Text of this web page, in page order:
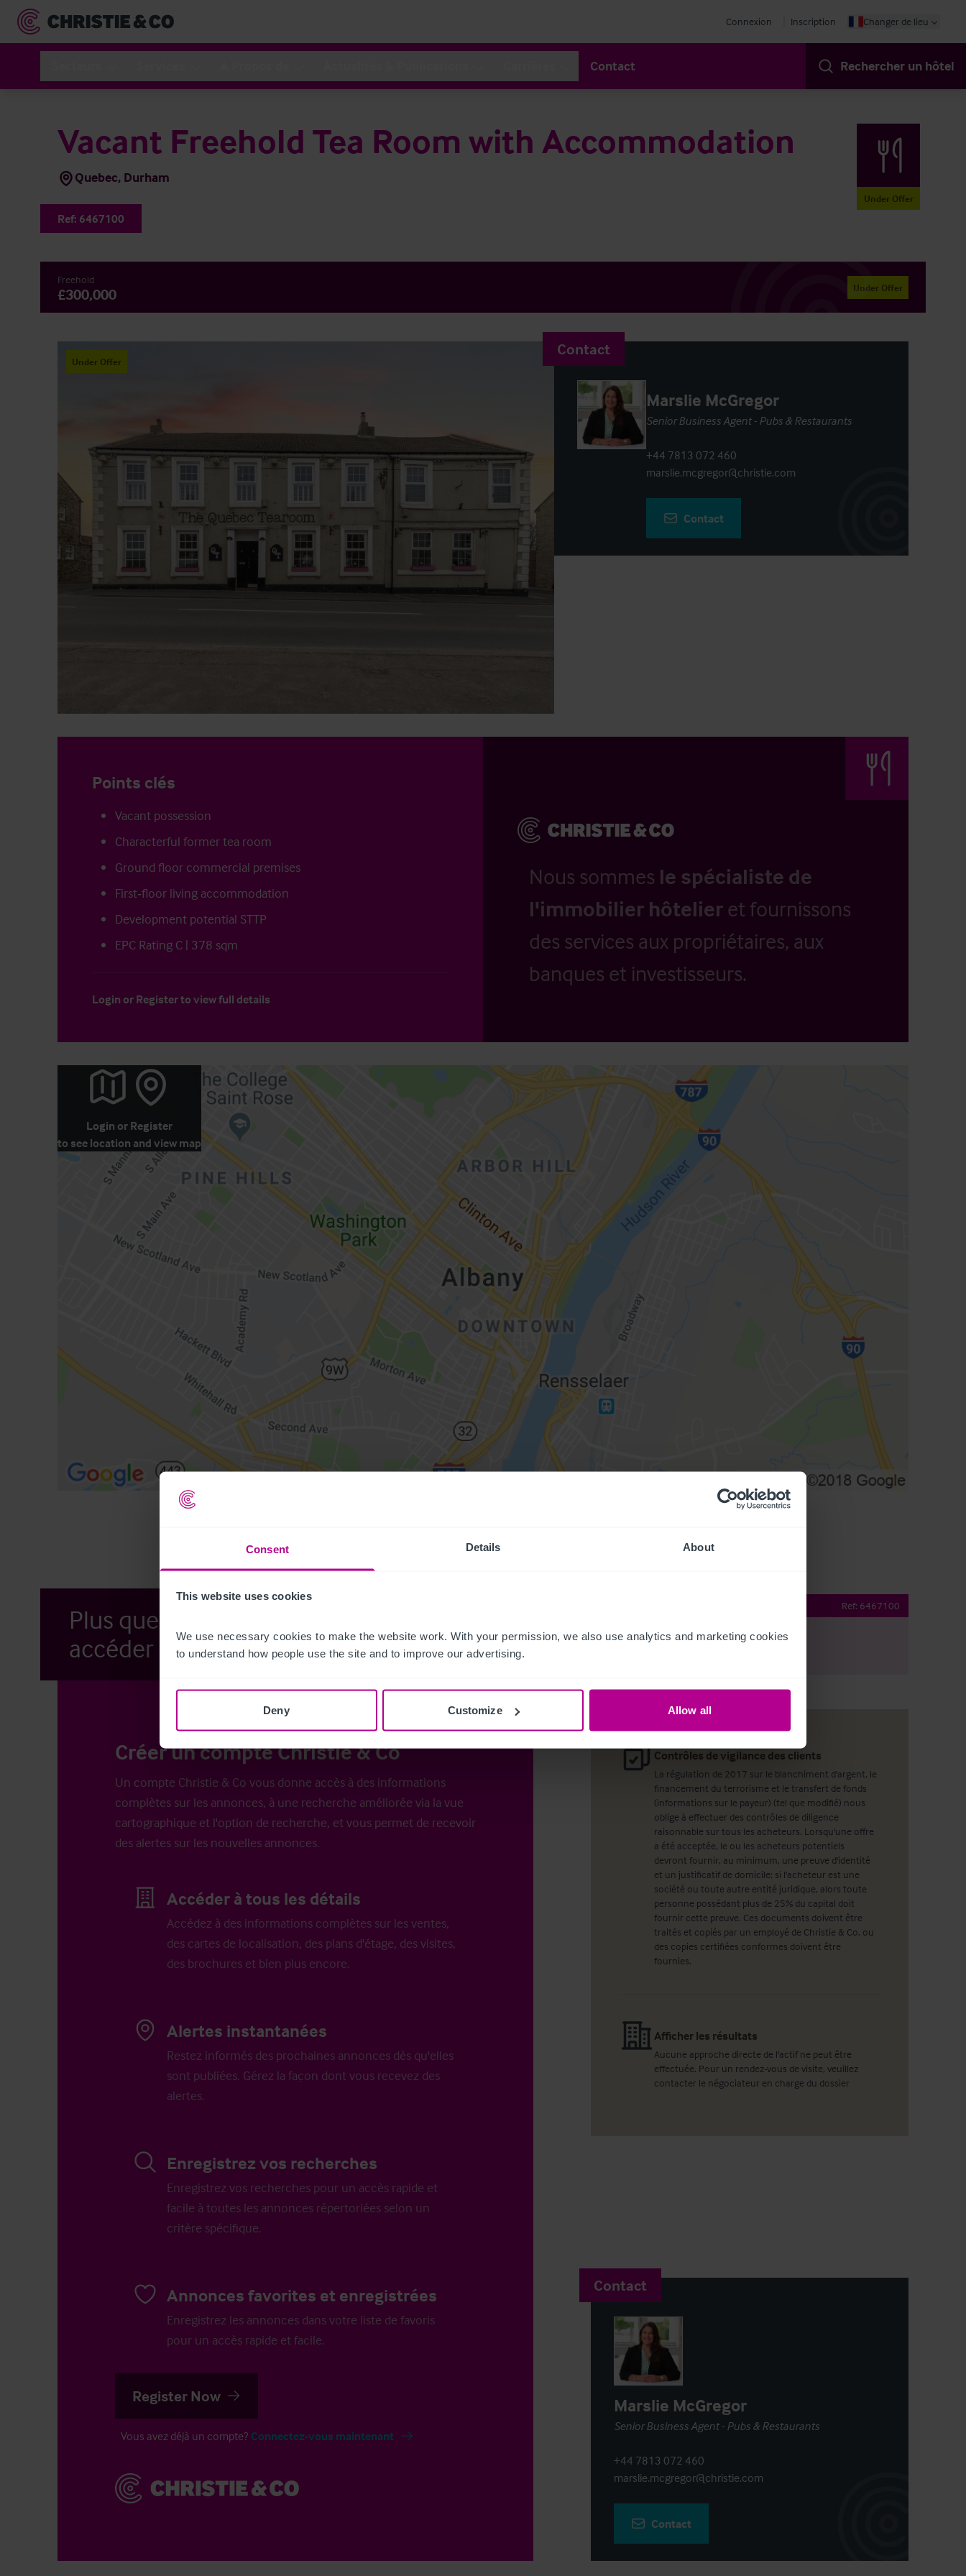
Consent Details About
This website uses cookies
We use necessary cookies to make the website work. With your permission, we also use analytics and marketing cookies
to understand how people use the site and to improve our advertising.
Deny Customize Allow all
Connexion Inscription Changer de lieu
Contact Rechercher un hôtel
Vacant Freehold Tea Room with Accommodation
Quebec, Durham
Ref: 6467100
Under Offer
Freehold
£300,000 Under Offer
Under Offer
Contact
Marslie McGregor
Senior Business Agent - Pubs & Restaurants
+44 7813 072 460
marslie.mcgregor@christie.com
Contact
Points clés
Vacant possession
Characterful former tea room
Ground floor commercial premises
First‑floor living accommodation
Development potential STTP
EPC Rating C | 378 sqm
Login or Registerto view full details
Nous sommes le spécialiste de
l'immobilier hôtelier et fournissons
des services aux propriétaires, aux
banques et investisseurs.
Login or Register
to see location and view map
Plus que quelques étapes pour
accéder à nos annonces..
Créer un compte Christie & Co
Un compte Christie & Co vous donne accès à des informations
complètes sur les annonces, à une recherche améliorée via la vue
cartographique et l'option de recherche, et vous permet de recevoir
des alertes sur les nouvelles annonces.
Accéder à tous les détails
Accédez à des informations complètes sur les ventes,
des cartes de localisation, des plans d'étage, des visites,
des brochures et bien plus encore.
Alertes instantanées
Restez informés des prochaines annonces dès qu'elles
sont publiées. Gérez la façon dont vous recevez des
alertes.
Enregistrez vos recherches
Enregistrez vos recherches pour un accès rapide et
facile à toutes les annonces répertoriées selon un
critère spécifique.
Annonces favorites et enregistrées
Enregistrez les annonces dans votre liste de favoris
pour un accès rapide et facile.
Register Now
Vous avez déjà un compte? Connectez-vous maintenant
Ref: 6467100
Contrôles de vigilance des clients
La régulation de 2017 sur le blanchiment d'argent, le
financement du terrorisme et le transfert de fonds
(informations sur le payeur) (tel que modifié) nous
oblige à effectuer des contrôles de diligence
raisonnable sur tous les acheteurs. Lorsqu'une offre
a été acceptée, le ou les acheteurs potentiels
devront fournir, au minimum, une preuve d'identité
et un justificatif de domicile; si l'acheteur est une
société ou toute autre entité juridique, alors toute
personne possédant plus de 25% du capital doit
fournir cette preuve. Ces documents doivent être
traités et copiés par un employé de Christie & Co, ou
des copies certifiées conformes doivent être
fournies.
Afficher les résultats
Aucune approche directe de l'actif ne peut être
effectuée. Pour un rendez-vous de visite, veuillez
contacter le négociateur en charge du dossier
Contact
Marslie McGregor
Senior Business Agent - Pubs & Restaurants
+44 7813 072 460
marslie.mcgregor@christie.com
Contact